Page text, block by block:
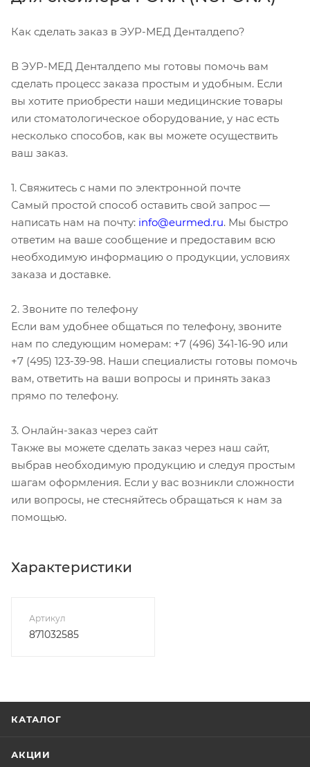
Как сделать заказ в ЭУР-МЕД Денталдепо?
В ЭУР-МЕД Денталдепо мы готовы помочь вам
сделать процесс заказа простым и удобным. Если
вы хотите приобрести наши медицинские товары
или стоматологическое оборудование, у нас есть
несколько способов, как вы можете осуществить
ваш заказ.
1. Свяжитесь с нами по электронной почте
Самый простой способ оставить свой запрос —
написать нам на почту: info@eurmed.ru. Мы быстро
ответим на ваше сообщение и предоставим всю
необходимую информацию о продукции, условиях
заказа и доставке.
2. Звоните по телефону
Если вам удобнее общаться по телефону, звоните
нам по следующим номерам: +7 (496) 341-16-90 или
+7 (495) 123-39-98. Наши специалисты готовы помочь
вам, ответить на ваши вопросы и принять заказ
прямо по телефону.
3. Онлайн-заказ через сайт
Также вы можете сделать заказ через наш сайт,
выбрав необходимую продукцию и следуя простым
шагам оформления. Если у вас возникли сложности
или вопросы, не стесняйтесь обращаться к нам за
помощью.
Характеристики
Артикул
871032585
КАТАЛОГ
АКЦИИ